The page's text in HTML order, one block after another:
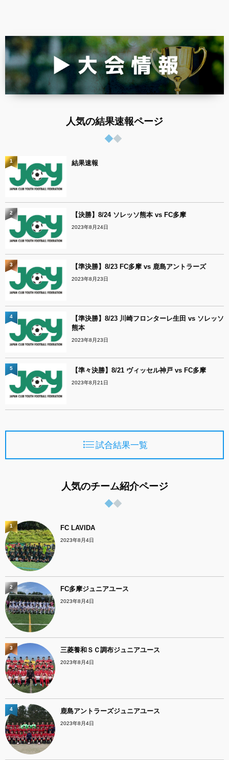
人気の結果速報ページ
結果速報
1
【決勝】8/24 ソレッソ熊本 vs FC多摩
2023年8月24日
2
【準決勝】8/23 FC多摩 vs 鹿島アントラーズ
2023年8月23日
3
【準決勝】8/23 川崎フロンターレ生田 vs ソレッソ
熊本
2023年8月23日
4
【準々決勝】8/21 ヴィッセル神戸 vs FC多摩
2023年8月21日
5
試合結果一覧
人気のチーム紹介ページ
FC LAVIDA
2023年8月4日
1
FC多摩ジュニアユース
2023年8月4日
2
三菱養和ＳＣ調布ジュニアユース
2023年8月4日
3
鹿島アントラーズジュニアユース
2023年8月4日
4